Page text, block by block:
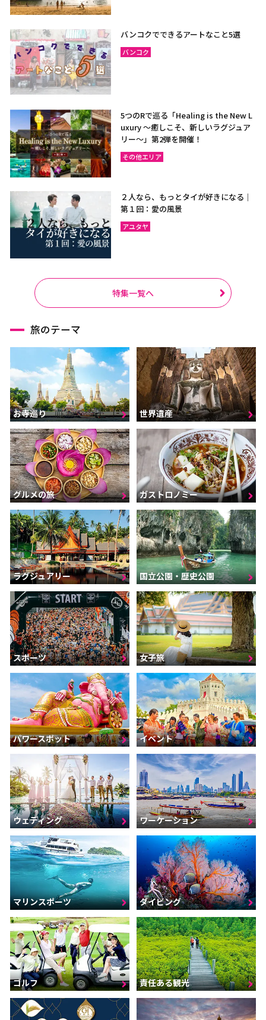
バンコクでできるアートなこと5選
バンコク
5つのRで巡る「Healing is the New L
uxury ～癒しこそ、新しいラグジュア
リー〜」第2弾を開催！
その他エリア
２人なら、もっとタイが好きになる｜
第１回：愛の風景
アユタヤ
特集一覧へ
旅のテーマ
お寺巡り 世界遺産
グルメの旅 ガストロノミー
ラグジュアリー 国立公園・歴史公園
スポーツ 女子旅
パワースポット イベント
ウェディング ワーケーション
マリンスポーツ ダイビング
ゴルフ 責任ある観光